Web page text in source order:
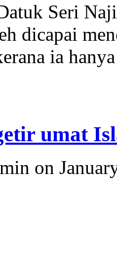
Seri
dicapai
ia
umat
on